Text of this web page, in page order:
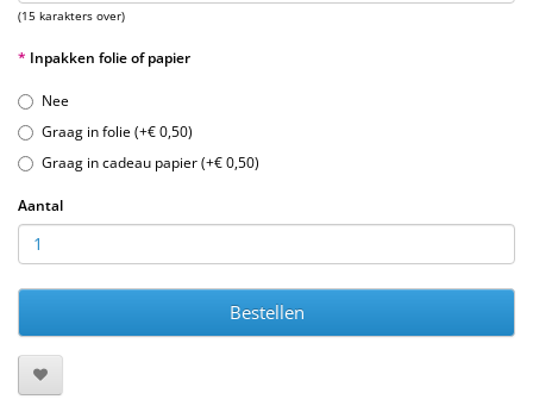
(15 karakters over)
Inpakken folie of papier
Nee
Graag in folie (+€ 0,50)
Graag in cadeau papier (+€ 0,50)
Aantal
Bestellen